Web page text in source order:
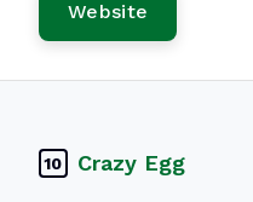
Website
10 Crazy Egg